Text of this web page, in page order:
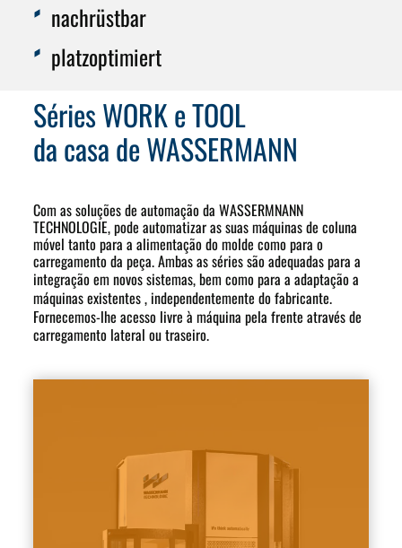
nachrüstbar
platzoptimiert
Séries WORK e TOOL
da casa de WASSERMANN
Com as soluções de automação da WASSERMNANN
TECHNOLOGIE, pode automatizar as suas máquinas de coluna
móvel tanto para a alimentação do molde como para o
carregamento da peça. Ambas as séries são adequadas para a
integração emnovos sistemas, bem como para a adaptação a
máquinas existentes, independentemente do fabricante.
Fornecemos-lheacesso livre à máquina pela frente através de
carregamento lateral ou traseiro.